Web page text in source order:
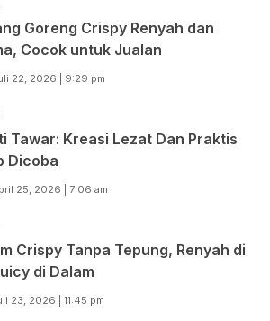
Goreng Crispy Renyah dan
Cocok untuk Jualan
22, 2026 | 9:29 pm
Tawar: Kreasi Lezat Dan Praktis
Dicoba
25, 2026 | 7:06 am
Crispy Tanpa Tepung, Renyah di
di Dalam
23, 2026 | 11:45 pm